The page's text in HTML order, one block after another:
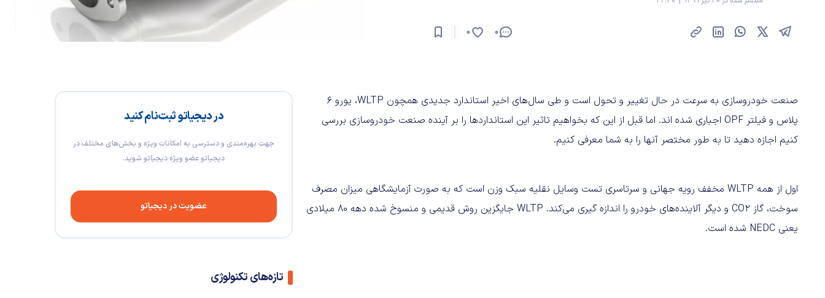
0
0
در دیجیاتو ثبت‌نام کنید
جهت بهره‌مندی و دسترسی به امکانات ویژه و بخش‌های مختلف در
دیجیاتو عضو ویژه دیجیاتو شوید.
عضویت در دیجیاتو
تازه‌های تکنولوژی
صنعت خودروسازی به سرعت در حال تغییر و تحول است و طی سال‌های اخیر استاندارد جدیدی همچون WLTP، یورو 6
پلاس و فیلتر OPF اجباری شده اند. اما قبل از این که بخواهیم تاثیر این استانداردها را بر آینده صنعت خودروسازی بررسی
کنیم اجازه دهید تا به طور مختصر آنها را به شما معرفی کنیم.
اول از همه WLTP مخفف رویه جهانی و سرتاسری تست وسایل نقلیه سبک وزن است که به صورت آزمایشگاهی میزان مصرف
سوخت، گاز CO2 و دیگر آلاینده‌های خودرو را اندازه گیری می‌کند. WLTP جایگزین روش قدیمی و منسوخ شده دهه 80 میلادی
یعنی NEDC شده است.